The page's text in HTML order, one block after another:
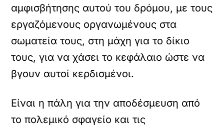
αμφισβήτησης αυτού του δρόμου, με τους
εργαζόμενους οργανωμένους στα
σωματεία τους, στη μάχη για το δίκιο
τους, για να χάσει το κεφάλαιο ώστε να
βγουν αυτοί κερδισμένοι.
Είναι η πάλη για την αποδέσμευση από
το πολεμικό σφαγείο και τις